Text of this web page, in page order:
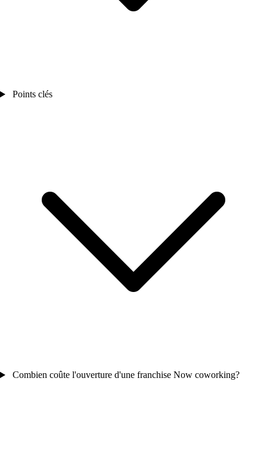
Points clés
Combien coûte l'ouverture d'une franchise Now coworking?